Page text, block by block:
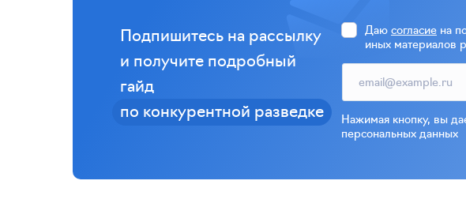
Подпишитесь на рассылку
и получите подробный
гайд
по конкурентной разведке
Даю согласие на
иных материалов
Нажимая кнопку, вы
персональных данных